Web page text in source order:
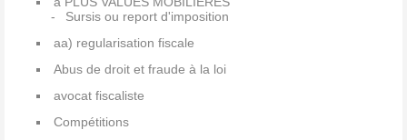
Sursis ou report d'imposition
aa) regularisation fiscale
Abus de droit et fraude à la loi
avocat fiscaliste
Compétitions